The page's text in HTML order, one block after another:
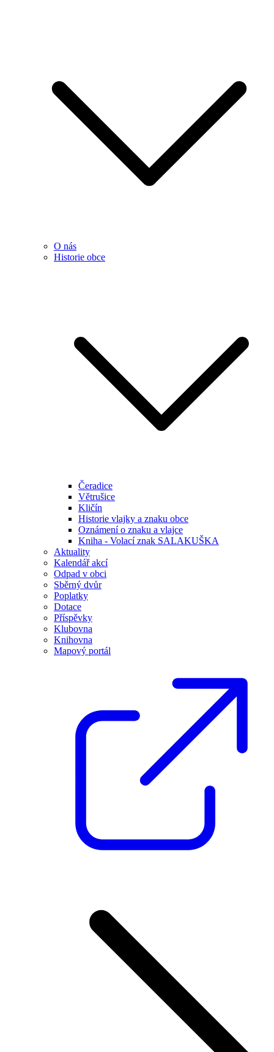
O nás
Historie obce
Čeradice
Větrušice
Kličín
Historie vlajky a znaku obce
Oznámení o znaku a vlajce
Kniha - Volací znak SALAKUŠKA
Aktuality
Kalendář akcí
Odpad v obci
Sběrný dvůr
Poplatky
Dotace
Příspěvky
Klubovna
Knihovna
Mapový portál